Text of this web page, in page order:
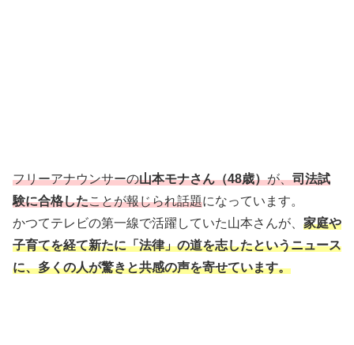
フリーアナウンサーの山本モナさん（48歳）が、司法試
験に合格したことが報じられ話題になっています。
かつてテレビの第一線で活躍していた山本さんが、 家庭や
子育てを経て新たに「法律」の道を志したというニュース
に、多くの人が驚きと共感の声を寄せています。